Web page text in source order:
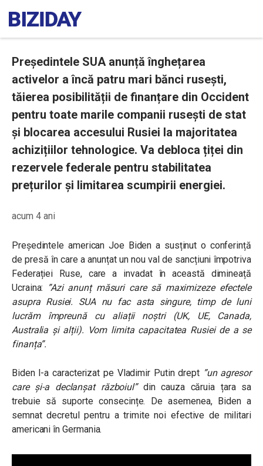
Președintele SUA anunță înghețarea
activelor a încă patru mari bănci rusești,
tăierea posibilității de finanțare din Occident
pentru toate marile companii rusești de stat
și blocarea accesului Rusiei la majoritatea
achizițiilor tehnologice. Va debloca țiței din
rezervele federale pentru stabilitatea
prețurilor și limitarea scumpirii energiei.
acum 4 ani
Președintele american Joe Biden a susținut o conferință
de presă în care a anunțat un nou val de sancțiuni împotriva
Federației Ruse, care a invadat în această dimineață
Ucraina: ”Azi anunț măsuri care să maximizeze efectele
asupra Rusiei. SUA nu fac asta singure, timp de luni
lucrăm împreună cu aliații noștri (UK, UE, Canada,
Australia și alții). Vom limita capacitatea Rusiei de a se
finanța”.
Biden l-a caracterizat pe Vladimir Putin drept ”un agresor
care și-a declanșat războiul”din cauza căruia țara sa
trebuie să suporte consecințe. De asemenea, Biden a
semnat decretul pentru a trimite noi efective de militari
americani în Germania.